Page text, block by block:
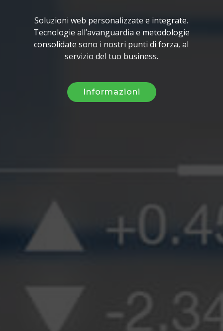
Soluzioni web personalizzate e integrate.
Tecnologie all’avanguardia e metodologie
consolidate sono i nostri punti di forza, al
servizio del tuo business.
Informazioni